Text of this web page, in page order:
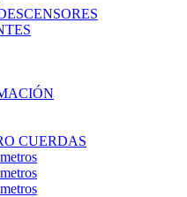
CUERDAS